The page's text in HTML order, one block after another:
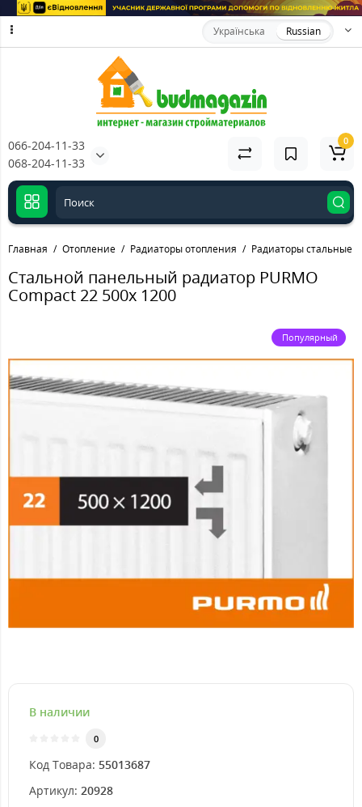
Українська Russian
066-204-11-33
068-204-11-33
0
Главная Отопление Радиаторы отопления Радиаторы стальные
Стальной панельный радиатор PURMO
Compact 22 500x 1200
Популярный
В наличии
0
Код Товара: 55013687
Артикул: 20928